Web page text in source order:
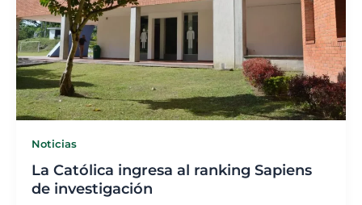
Noticias
La Católica ingresa al ranking Sapiens
de investigación